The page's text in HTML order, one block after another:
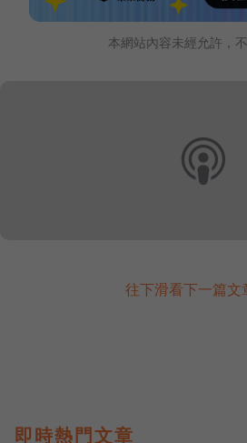
本網站內容未經允許，不
往下滑看下一篇文
即時熱門文章